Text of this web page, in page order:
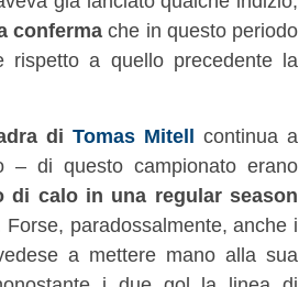
conferma che in questo periodo
rispetto a quello precedente la
di Tomas Mitell continua a
di questo campionato erano
di calo in una regular season
Forse, paradossalmente, anche i
a mettere mano alla sua